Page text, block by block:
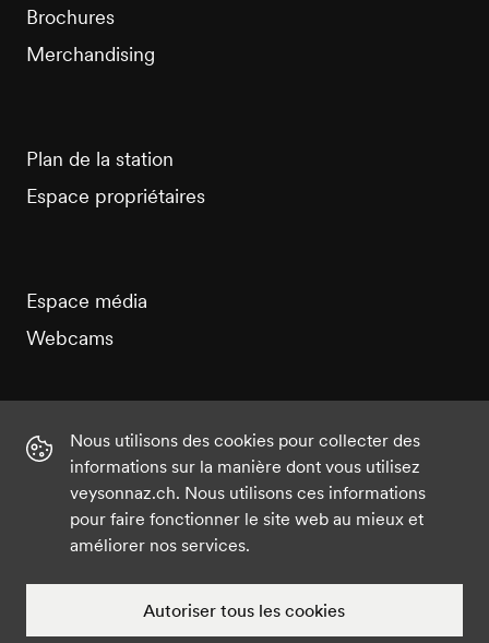
Brochures
Merchandising
Plan de la station
Espace propriétaires
Espace média
Webcams
Facebook Twitter YouTube
Nous utilisons des cookies pour collecter des
informations sur la manière dont vous utilisez
veysonnaz.ch. Nous utilisons ces informations
pour faire fonctionner le site web au mieux et
améliorer nos services.